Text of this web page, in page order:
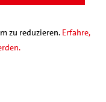
zu reduzieren. Erfahre,